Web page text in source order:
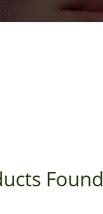
Found